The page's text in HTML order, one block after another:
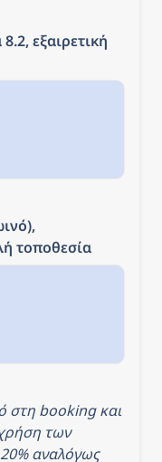
εξαιρετική
τοποθεσία
στη booking και
των
αναλόγως